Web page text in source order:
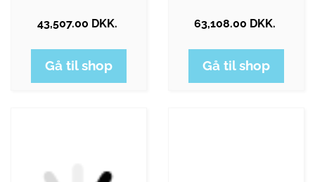
43,507.00 DKK.
Gå til shop
63,108.00 DKK.
Gå til shop